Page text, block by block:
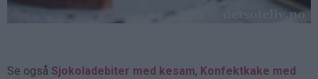
Se også Sjokoladebiter med kesam, Konfektkake med